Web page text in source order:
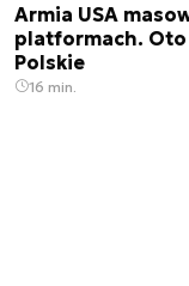
Armia USA
platformach. Oto
Polskie
16 min.